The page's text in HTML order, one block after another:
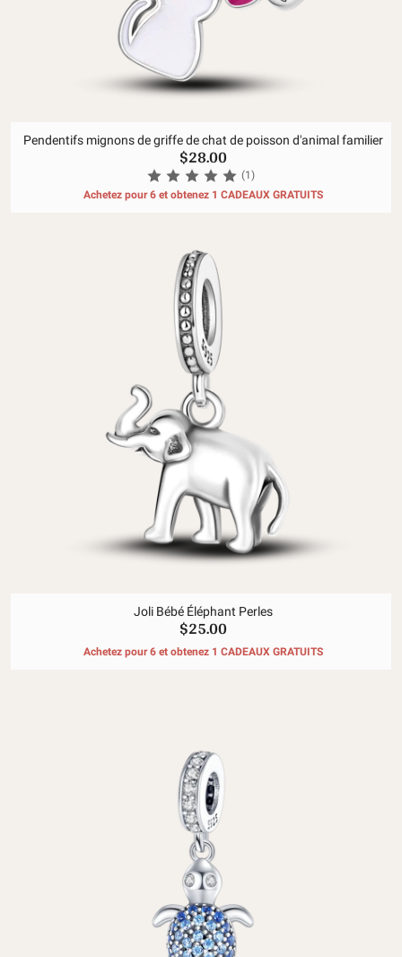
Pendentifs mignons de griffe de chat de poisson d'animal familier
$28.00
(1)
Achetez pour 6 et obtenez 1 CADEAUX GRATUITS
Joli Bébé Éléphant Perles
$25.00
Achetez pour 6 et obtenez 1 CADEAUX GRATUITS